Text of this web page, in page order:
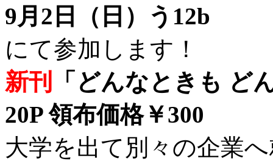
9月2日（日）う12b
にて参加します！
新刊
「どんなときも ど
20P 領布価格￥300
大学を出て別々の企業